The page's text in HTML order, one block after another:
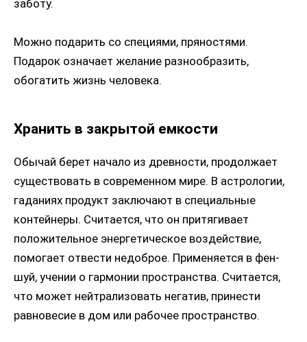
заботу.
Можно подарить со специями, пряностями.
Подарок означает желание разнообразить,
обогатить жизнь человека.
Хранить в закрытой емкости
Обычай берет начало из древности, продолжает
существовать в современном мире. В астрологии,
гаданиях продукт заключают в специальные
контейнеры. Считается, что он притягивает
положительное энергетическое воздействие,
помогает отвести недоброе. Применяется в фен-
шуй, учении о гармонии пространства. Считается,
что может нейтрализовать негатив, принести
равновесие в дом или рабочее пространство.